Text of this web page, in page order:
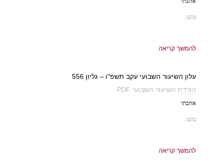
טוען...
להמשך קריאה
עלון השיעור השבועי עקב תשפ"ו – גליון 556
הורדת השיעור השבועי PDF
אהבתי
טוען...
להמשך קריאה